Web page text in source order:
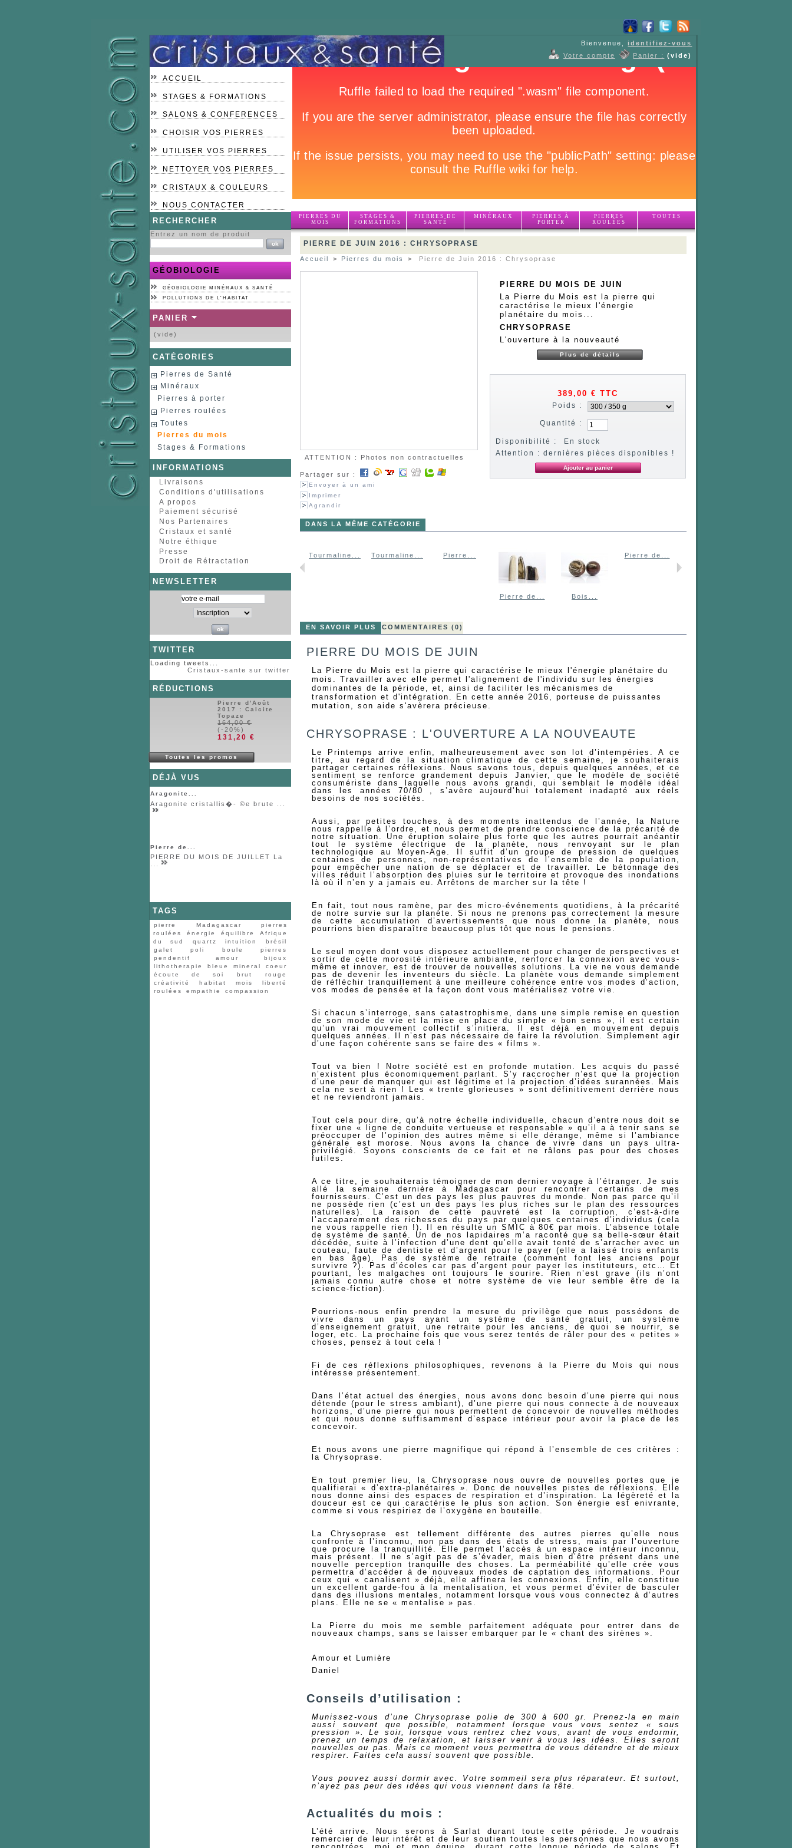
ACCUEIL
STAGES & FORMATIONS
SALONS & CONFERENCES
CHOISIR VOS PIERRES
UTILISER VOS PIERRES
NETTOYER VOS PIERRES
CRISTAUX & COULEURS
NOUS CONTACTER
Bienvenue,identifiez-vous
Panier :
(vide)
Votre compte
PIERRES DU
MOIS
STAGES &
FORMATIONS
PIERRES DE
SANTÉ
MINÉRAUX
PIERRES À
PORTER
PIERRES
ROULÉES
TOUTES
RECHERCHER
Entrez un nom de produit
GÉOBIOLOGIE
GÉOBIOLOGIE MINÉRAUX & SANTÉ
POLLUTIONS DE L'HABITAT
PANIER
(vide)
CATÉGORIES
Pierres de Santé
Minéraux
Pierres à porter
Pierres roulées
Toutes
Pierres du mois
Stages & Formations
INFORMATIONS
Livraisons
Conditions d'utilisations
A propos
Paiement sécurisé
Nos Partenaires
Cristaux et santé
Notre éthique
Presse
Droit de Rétractation
NEWSLETTER
TWITTER
Loading tweets...
Cristaux-sante sur twitter
RÉDUCTIONS
Pierre d'Août
2017 : Calcite
Topaze
164,00 €
(-20%)
131,20 €
Toutes les promos
DÉJÀ VUS
Aragonite...
Aragonite cristallis�- ©e brute ...
Pierre de...
PIERRE DU MOIS DE JUILLET La
TAGS
pierre Madagascar
pierres
roulées
énergie équilibre
Afrique
du sud
quartz intuition
brésil
galet
poli boule
pierres
pendentif
amour
bijoux
lithotherapie
bleue mineral
coeur
écoute de soi
brut
rouge
créativité
habitat mois
liberté
roulées
empathie compassion
PIERRE DE JUIN 2016 : CHRYSOPRASE
Accueil > Pierres du mois > Pierre de Juin 2016 : Chrysoprase
ATTENTION : Photos non contractuelles
Partager sur :
Envoyer à un ami
Imprimer
Agrandir
PIERRE DU MOIS DE JUIN
La Pierre du Mois est la pierre qui
caractérise le mieux l'énergie
planétaire du mois...
CHRYSOPRASE
L'ouverture à la nouveauté
Plus de détails
389,00 € TTC
Poids :
Quantité :
Disponibilité :
En stock
Attention : dernières pièces disponibles !
DANS LA MÊME CATÉGORIE
Aragonite...
Bois...
Tourmaline... Tourmaline... Pierre...
Pierre de... Bois...
Pierre de...
EN SAVOIR PLUS COMMENTAIRES (0)
PIERRE DU MOIS DE JUIN
La Pierre du Mois est la pierre qui caractérise le mieux l'énergie planétaire du
mois. Travailler avec elle permet l'alignement de l'individu sur les énergies
dominantes de la période, et, ainsi de faciliter les mécanismes de
transformation et d'intégration. En cette année 2016, porteuse de puissantes
mutation, son aide s'avèrera précieuse.
CHRYSOPRASE : L'OUVERTURE A LA NOUVEAUTE
Le Printemps arrive enfin, malheureusement avec son lot d’intempéries. A ce
titre, au regard de la situation climatique de cette semaine, je souhaiterais
partager certaines réflexions. Nous savons tous, depuis quelques années, et ce
sentiment se renforce grandement depuis Janvier, que le modèle de société
consumériste dans laquelle nous avons grandi, qui semblait le modèle idéal
dans les années 70/80 , s’avère aujourd’hui totalement inadapté aux réels
besoins de nos sociétés.
Aussi, par petites touches, à des moments inattendus de l’année, la Nature
nous rappelle à l’ordre, et nous permet de prendre conscience de la précarité de
notre situation. Une éruption solaire plus forte que les autres pourrait anéantir
tout le système électrique de la planète, nous renvoyant sur le plan
technologique au Moyen-Age. Il suffit d’un groupe de pression de quelques
centaines de personnes, non-représentatives de l’ensemble de la population,
pour empêcher une nation de se déplacer et de travailler. Le bétonnage des
villes réduit l’absorption des pluies sur le territoire et provoque des inondations
là où il n’en y a jamais eu. Arrêtons de marcher sur la tête !
En fait, tout nous ramène, par des micro-événements quotidiens, à la précarité
de notre survie sur la planète. Si nous ne prenons pas correctement la mesure
de cette accumulation d’avertissements que nous donne la planète, nous
pourrions bien disparaître beaucoup plus tôt que nous le pensions.
Le seul moyen dont vous disposez actuellement pour changer de perspectives et
sortir de cette morosité intérieure ambiante, renforcer la connexion avec vous-
même et innover, est de trouver de nouvelles solutions. La vie ne vous demande
pas de devenir les inventeurs du siècle. La planète vous demande simplement
de réfléchir tranquillement à une meilleure cohérence entre vos modes d’action,
vos modes de pensée et la façon dont vous matérialisez votre vie.
Si chacun s’interroge, sans catastrophisme, dans une simple remise en question
de son mode de vie et la mise en place du simple « bon sens », il est certain
qu’un vrai mouvement collectif s’initiera. Il est déjà en mouvement depuis
quelques années. Il n’est pas nécessaire de faire la révolution. Simplement agir
d’une façon cohérente sans se faire des « films ».
Tout va bien ! Notre société est en profonde mutation. Les acquis du passé
n’existent plus économiquement parlant. S’y raccrocher n’est que la projection
d’une peur de manquer qui est légitime et la projection d’idées surannées. Mais
cela ne sert à rien ! Les « trente glorieuses » sont définitivement derrière nous
et ne reviendront jamais.
Tout cela pour dire, qu’à notre échelle individuelle, chacun d’entre nous doit se
fixer une « ligne de conduite vertueuse et responsable » qu’il a à tenir sans se
préoccuper de l’opinion des autres même si elle dérange, même si l’ambiance
générale est morose. Nous avons la chance de vivre dans un pays ultra-
privilégié. Soyons conscients de ce fait et ne râlons pas pour des choses
futiles.
A ce titre, je souhaiterais témoigner de mon dernier voyage à l’étranger. Je suis
allé la semaine dernière à Madagascar pour rencontrer certains de mes
fournisseurs. C’est un des pays les plus pauvres du monde. Non pas parce qu’il
ne possède rien (c’est un des pays les plus riches sur le plan des ressources
naturelles). La raison de cette pauvreté est la corruption, c’est-à-dire
l’accaparement des richesses du pays par quelques centaines d’individus (cela
ne vous rappelle rien !). Il en résulte un SMIC à 80€ par mois. L’absence totale
de système de santé. Un de nos lapidaires m’a raconté que sa belle-sœur était
décédée, suite à l’infection d’une dent qu’elle avait tenté de s’arracher avec un
couteau, faute de dentiste et d’argent pour le payer (elle a laissé trois enfants
en bas âge). Pas de système de retraite (comment font les anciens pour
survivre ?). Pas d’écoles car pas d’argent pour payer les instituteurs, etc… Et
pourtant, les malgaches ont toujours le sourire. Rien n’est grave (ils n’ont
jamais connu autre chose et notre système de vie leur semble être de la
science-fiction).
Pourrions-nous enfin prendre la mesure du privilège que nous possédons de
vivre dans un pays ayant un système de santé gratuit, un système
d’enseignement gratuit, une retraite pour les anciens, de quoi se nourrir, se
loger, etc. La prochaine fois que vous serez tentés de râler pour des « petites »
choses, pensez à tout cela !
Fi de ces réflexions philosophiques, revenons à la Pierre du Mois qui nous
intéresse présentement.
Dans l’état actuel des énergies, nous avons donc besoin d’une pierre qui nous
détende (pour le stress ambiant), d’une pierre qui nous connecte à de nouveaux
horizons, d’une pierre qui nous permettent de concevoir de nouvelles méthodes
et qui nous donne suffisamment d’espace intérieur pour avoir la place de les
concevoir.
Et nous avons une pierre magnifique qui répond à l’ensemble de ces critères :
la Chrysoprase.
En tout premier lieu, la Chrysoprase nous ouvre de nouvelles portes que je
qualifierai « d’extra-planétaires ». Donc de nouvelles pistes de réflexions. Elle
nous donne ainsi des espaces de respiration et d’inspiration. La légèreté et la
douceur est ce qui caractérise le plus son action. Son énergie est enivrante,
comme si vous respiriez de l’oxygène en bouteille.
La Chrysoprase est tellement différente des autres pierres qu’elle nous
confronte à l’inconnu, non pas dans des états de stress, mais par l’ouverture
que procure la tranquillité. Elle permet l’accès à un espace intérieur inconnu,
mais présent. Il ne s’agit pas de s’évader, mais bien d’être présent dans une
nouvelle perception tranquille des choses. La perméabilité qu’elle crée vous
permettra d’accéder à de nouveaux modes de captation des informations. Pour
ceux qui « canalisent » déjà, elle affinera les connexions. Enfin, elle constitue
un excellent garde-fou à la mentalisation, et vous permet d’éviter de basculer
dans des illusions mentales, notamment lorsque vous vous connectez à d’autres
plans. Elle ne se « mentalise » pas.
La Pierre du mois me semble parfaitement adéquate pour entrer dans de
nouveaux champs, sans se laisser embarquer par le « chant des sirènes ».
Amour et Lumière
Daniel
Conseils d’utilisation :
Munissez-vous d’une Chrysoprase polie de 300 à 600 gr. Prenez-la en main
aussi souvent que possible, notamment lorsque vous vous sentez « sous
pression ». Le soir, lorsque vous rentrez chez vous, avant de vous endormir,
prenez un temps de relaxation, et laisser venir à vous les idées. Elles seront
nouvelles ou pas. Mais ce moment vous permettra de vous détendre et de mieux
respirer. Faites cela aussi souvent que possible.
Vous pouvez aussi dormir avec. Votre sommeil sera plus réparateur. Et surtout,
n’ayez pas peur des idées qui vous viennent dans la tête.
Actualités du mois :
L’été arrive. Nous serons à Sarlat durant toute cette période. Je voudrais
remercier de leur intérêt et de leur soutien toutes les personnes que nous avons